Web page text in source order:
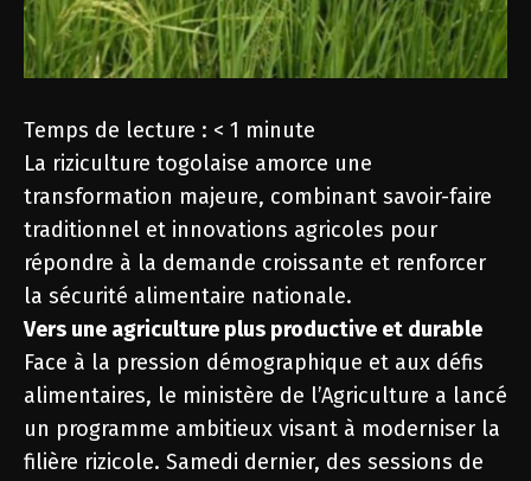
Temps de lecture : < 1 minute
La riziculture togolaise amorce une
transformation majeure, combinant savoir-faire
traditionnel et innovations agricoles pour
répondre à la demande croissante et renforcer
la sécurité alimentaire nationale.
Vers une agriculture plus productive et durable
Face à la pression démographique et aux défis
alimentaires, le ministère de l’Agriculture a lancé
un programme ambitieux visant à moderniser la
filière rizicole. Samedi dernier, des sessions de